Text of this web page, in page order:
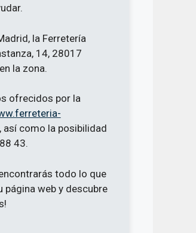
la Ferretería
14, 28017
la zona.
ofrecidos por la
como la posibilidad
43.
todo lo que
web y descubre